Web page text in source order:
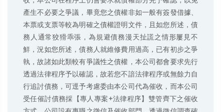
產生不必要之爭議，畢竟您之債權非如一般有簽發借據、
本票或支票等較為明確之債權證明文件，且如您所述，債
務人通常狡猾乖張，為規避債務漫天扯謊之情形屢見不
鮮，況如您所述，債務人就維修費用過高，已有初步之爭
執，故諸如此類較有爭議性之債權，本公司都會要求先行
透過法律程序予以確認，故若您不諳法律程序或無餘力自
行追討債務，可逕予考慮委由本公司代為催收，而本公司
受任催討債務採【專人專案+法律程序】雙管齊下之催收